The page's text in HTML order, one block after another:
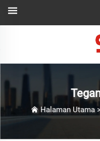
Halaman Utama